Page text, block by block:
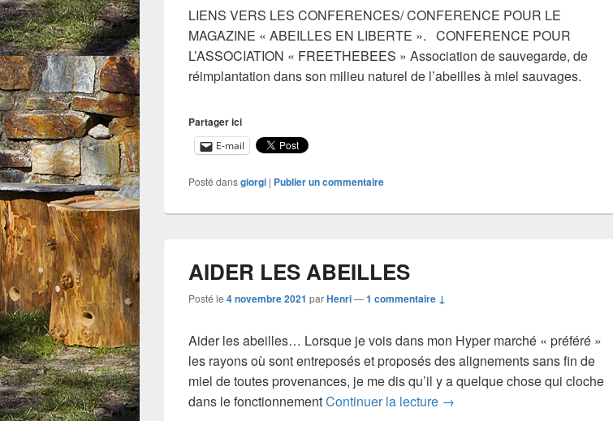
LIENS VERS LES CONFERENCES/ CONFERENCE POUR LE
MAGAZINE « ABEILLES EN LIBERTE ». CONFERENCE POUR
L’ASSOCIATION « FREETHEBEES » Association de sauvegarde, de
réimplantation dans son milieu naturel de l’abeilles à miel sauvages.
Partager ici
E-mail
Posté dansgiorgi | Publier un commentaire
AIDER LES ABEILLES
Posté le 4 novembre 2021 parHenri—1 commentaire ↓
Aider les abeilles… Lorsque je vois dans mon Hyper marché « préféré »
les rayons où sont entreposés et proposés des alignements sans fin de
miel de toutes provenances, je me dis qu’il y a quelque chose qui cloche
dans le fonctionnementContinuer la lecture AIDER LES ABEILLES
→